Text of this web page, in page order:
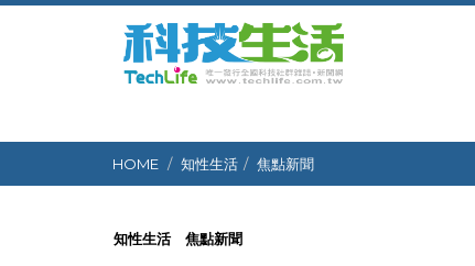
HOME 知性生活 焦點新聞
知性生活 焦點新聞